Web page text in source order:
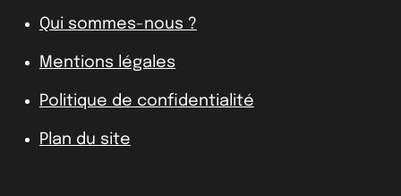
Qui sommes-nous ?
Mentions légales
Politique de confidentialité
Plan du site